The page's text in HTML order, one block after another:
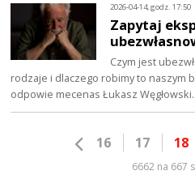
2026-04-14, godz. 17:50
Zapytaj
Czym jest
rodzaje i dlaczego robimy to naszym
odpowie mecenas Łukasz Węgłowski.
16 17 18
6662 na 667